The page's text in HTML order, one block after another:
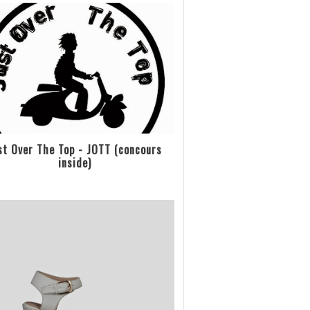
Over The Top - JOTT (concours
inside)